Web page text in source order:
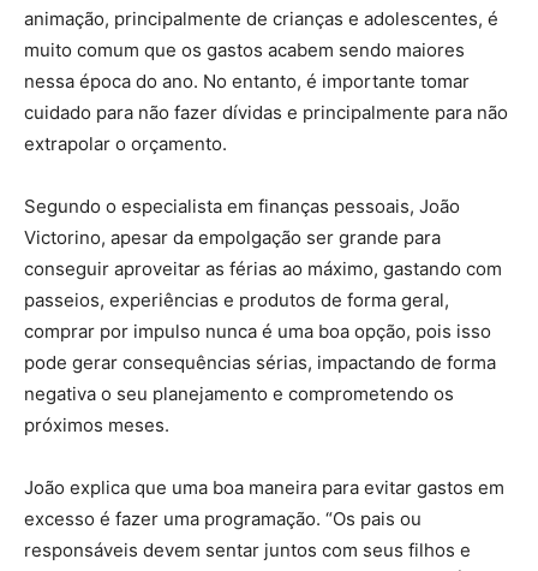
animação, principalmente de crianças e adolescentes, é
muito comum que os gastos acabem sendo maiores
nessa época do ano. No entanto, é importante tomar
cuidado para não fazer dívidas e principalmente para não
extrapolar o orçamento.
Segundo o especialista em finanças pessoais, João
Victorino, apesar da empolgação ser grande para
conseguir aproveitar as férias ao máximo, gastando com
passeios, experiências e produtos de forma geral,
comprar por impulso nunca é uma boa opção, pois isso
pode gerar consequências sérias, impactando de forma
negativa o seu planejamento e comprometendo os
próximos meses.
João explica que uma boa maneira para evitar gastos em
excesso é fazer uma programação. “Os pais ou
responsáveis devem sentar juntos com seus filhos e